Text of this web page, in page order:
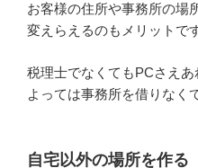
お客様の住所や事務所の場
変えらえるのもメリットです
税理士でなくてもPCさえ
よっては事務所を借りなく
自宅以外の場所を作る